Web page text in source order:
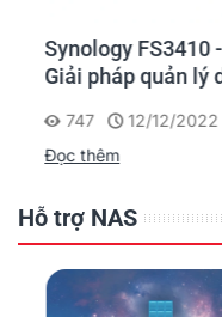
Synology FS3410 -
Giải pháp quản lý
kiệm chi phí cho
doanh nghiệp vừa và
747
12/12/2022
Đọc thêm
Hỗ trợ NAS